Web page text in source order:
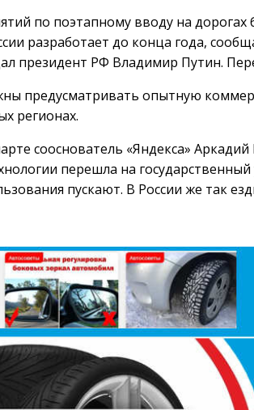
по поэтапному вводу на дорогах
разработает до конца года,
президент РФ Владимир Путин.
предусматривать опытную
регионах.
сооснователь «Яндекса» Аркадий
перешла на
пускают. В России же так